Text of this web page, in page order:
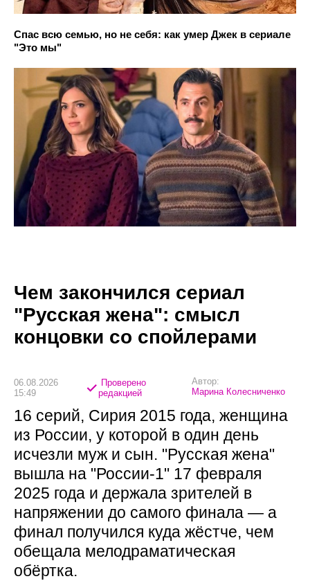
Спас всю семью, но не себя: как умер Джек в сериале
"Это мы"
Чем закончился сериал
"Русская жена": смысл
концовки со спойлерами
06.08.2026
15:49
Проверено
редакцией
Автор:
Марина Колесниченко
16 серий, Сирия 2015 года, женщина
из России, у которой в один день
исчезли муж и сын. "Русская жена"
вышла на "России-1" 17 февраля
2025 года и держала зрителей в
напряжении до самого финала — а
финал получился куда жёстче, чем
обещала мелодраматическая
обёртка.